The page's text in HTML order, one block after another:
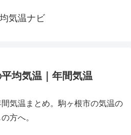
気温ナビ
均気温｜年間気温
気温まとめ。駒ヶ根市の気温の
方へ。